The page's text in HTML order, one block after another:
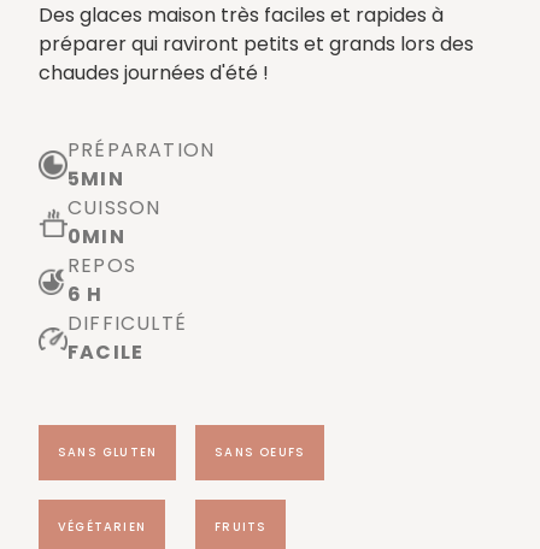
Des glaces maison très faciles et rapides à
préparer qui raviront petits et grands lors des
chaudes journées d'été !
PRÉPARATION
5MIN
CUISSON
0MIN
REPOS
6 H
DIFFICULTÉ
FACILE
SANS GLUTEN SANS OEUFS
VÉGÉTARIEN FRUITS